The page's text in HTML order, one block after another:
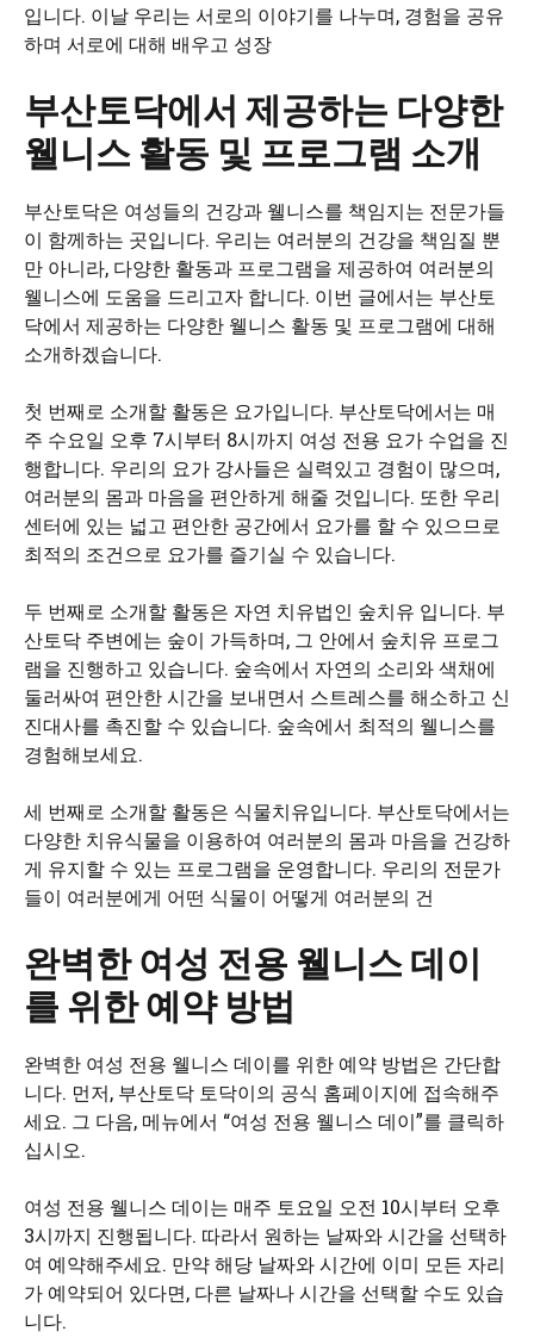
입니다. 이날 우리는 서로의 이야기를 나누며, 경험을 공유
하며 서로에 대해 배우고 성장
부산토닥에서 제공하는 다양한
웰니스 활동 및 프로그램 소개
부산토닥은 여성들의 건강과 웰니스를 책임지는 전문가들
이 함께하는 곳입니다. 우리는 여러분의 건강을 책임질 뿐
만 아니라, 다양한 활동과 프로그램을 제공하여 여러분의
웰니스에 도움을 드리고자 합니다. 이번 글에서는 부산토
닥에서 제공하는 다양한 웰니스 활동 및 프로그램에 대해
소개하겠습니다.
첫 번째로 소개할 활동은 요가입니다. 부산토닥에서는 매
주 수요일 오후 7시부터 8시까지 여성 전용 요가 수업을 진
행합니다. 우리의 요가 강사들은 실력있고 경험이 많으며,
여러분의 몸과 마음을 편안하게 해줄 것입니다. 또한 우리
센터에 있는 넓고 편안한 공간에서 요가를 할 수 있으므로
최적의 조건으로 요가를 즐기실 수 있습니다.
두 번째로 소개할 활동은 자연 치유법인 숲치유 입니다. 부
산토닥 주변에는 숲이 가득하며, 그 안에서 숲치유 프로그
램을 진행하고 있습니다. 숲속에서 자연의 소리와 색채에
둘러싸여 편안한 시간을 보내면서 스트레스를 해소하고 신
진대사를 촉진할 수 있습니다. 숲속에서 최적의 웰니스를
경험해보세요.
세 번째로 소개할 활동은 식물치유입니다. 부산토닥에서는
다양한 치유식물을 이용하여 여러분의 몸과 마음을 건강하
게 유지할 수 있는 프로그램을 운영합니다. 우리의 전문가
들이 여러분에게 어떤 식물이 어떻게 여러분의 건
완벽한 여성 전용 웰니스 데이
를 위한 예약 방법
완벽한 여성 전용 웰니스 데이를 위한 예약 방법은 간단합
니다. 먼저, 부산토닥 토닥이의 공식 홈페이지에 접속해주
세요. 그 다음, 메뉴에서 “여성 전용 웰니스 데이”를 클릭하
십시오.
여성 전용 웰니스 데이는 매주 토요일 오전 10시부터 오후
3시까지 진행됩니다. 따라서 원하는 날짜와 시간을 선택하
여 예약해주세요. 만약 해당 날짜와 시간에 이미 모든 자리
가 예약되어 있다면, 다른 날짜나 시간을 선택할 수도 있습
니다.